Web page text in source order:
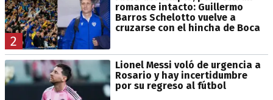
2
romance intacto: Guillermo
Barros Schelotto vuelve a
cruzarse con el hincha de Boca
Lionel Messi voló de urgencia a
Rosario y hay incertidumbre
por su regreso al fútbol